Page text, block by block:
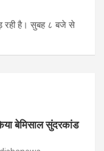
रही है। सुबह ८ बजे से
बेमिसाल सुंदरकांड